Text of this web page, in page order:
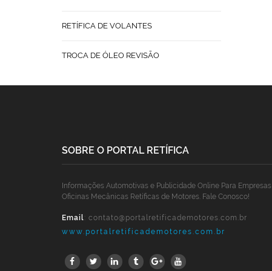
RETÍFICA DE VOLANTES
TROCA DE ÓLEO REVISÃO
SOBRE O PORTAL RETÍFICA
Informações Automotivas e Publicidade Online Para Empresas
Oficinas Mecânicas Retíficas de Motores. Fale Conosco!
Email: contato@portalretificademotores.com.br
www.portalretificademotores.com.br